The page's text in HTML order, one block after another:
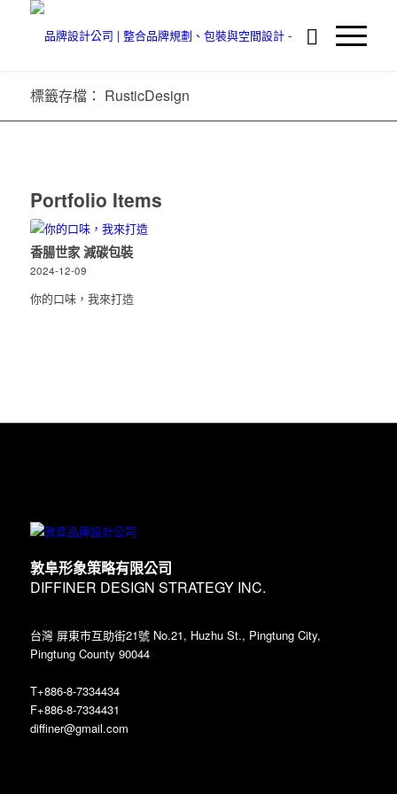
標籤存檔： RusticDesign
Portfolio Items
香腸世家 減碳包裝
2024-12-09
你的口味，我來打造
敦阜形象策略有限公司
DIFFINER DESIGN STRATEGY INC.
台灣 屏東市互助街21號 No.21, Huzhu St., Pingtung City,
Pingtung County 90044
T+886-8-7334434
F+886-8-7334431
diffiner@gmail.com